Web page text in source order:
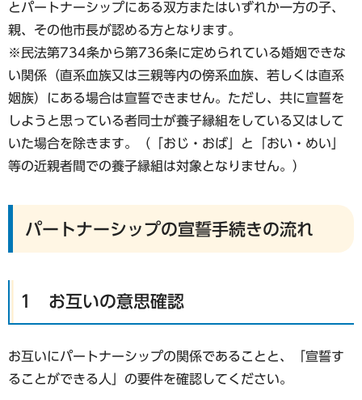
とパートナーシップにある双方またはいずれか一方の子、
親、その他市長が認める方となります。
※民法第734条から第736条に定められている婚姻できな
い関係（直系血族又は三親等内の傍系血族、若しくは直系
姻族）にある場合は宣誓できません。ただし、共に宣誓を
しようと思っている者同士が養子縁組をしている又はして
いた場合を除きます。（「おじ・おば」と「おい・めい」
等の近親者間での養子縁組は対象となりません。）
パートナーシップの宣誓手続きの流れ
1 お互いの意思確認
お互いにパートナーシップの関係であることと、「宣誓す
ることができる人」の要件を確認してください。